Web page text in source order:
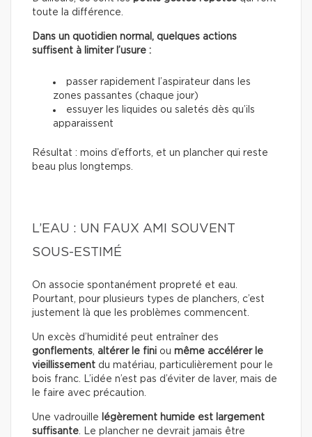
toute la différence.
Dans un quotidien normal, quelques actions
suffisent à limiter l’usure :
passer rapidement l’aspirateur dans les
zones passantes (chaque jour)
essuyer les liquides ou saletés dès qu’ils
apparaissent
Résultat : moins d’efforts, et un plancher qui reste
beau plus longtemps.
L’EAU : UN FAUX AMI SOUVENT
SOUS-ESTIMÉ
On associe spontanément propreté et eau.
Pourtant, pour plusieurs types de planchers, c’est
justement là que les problèmes commencent.
Un excès d’humidité peut entraîner des
gonflements altérer le fini ou même accélérer le
vieillissement du matériau, particulièrement pour le
bois franc. L’idée n’est pas d’éviter de laver, mais de
le faire avec précaution.
Une vadrouille
légèrement humide est largement
suffisante . Le plancher ne devrait jamais être